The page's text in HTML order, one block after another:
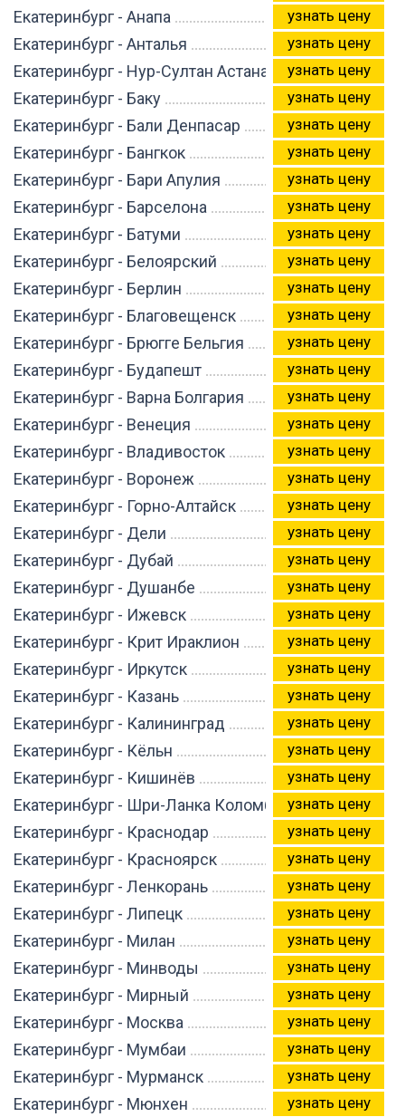
Екатеринбург - Анапа узнать цену
Екатеринбург - Анталья узнать цену
Екатеринбург - Нур-Султан Астана узнать цену
Екатеринбург - Баку узнать цену
Екатеринбург - Бали Денпасар узнать цену
Екатеринбург - Бангкок узнать цену
Екатеринбург - Бари Апулия узнать цену
Екатеринбург - Барселона узнать цену
Екатеринбург - Батуми узнать цену
Екатеринбург - Белоярский узнать цену
Екатеринбург - Берлин узнать цену
Екатеринбург - Благовещенск узнать цену
Екатеринбург - Брюгге Бельгия узнать цену
Екатеринбург - Будапешт узнать цену
Екатеринбург - Варна Болгария узнать цену
Екатеринбург - Венеция узнать цену
Екатеринбург - Владивосток узнать цену
Екатеринбург - Воронеж узнать цену
Екатеринбург - Горно-Алтайск узнать цену
Екатеринбург - Дели узнать цену
Екатеринбург - Дубай узнать цену
Екатеринбург - Душанбе узнать цену
Екатеринбург - Ижевск узнать цену
Екатеринбург - Крит Ираклион узнать цену
Екатеринбург - Иркутск узнать цену
Екатеринбург - Казань узнать цену
Екатеринбург - Калининград узнать цену
Екатеринбург - Кёльн узнать цену
Екатеринбург - Кишинёв узнать цену
Екатеринбург - Шри-Ланка Коломбо узнать цену
Екатеринбург - Краснодар узнать цену
Екатеринбург - Красноярск узнать цену
Екатеринбург - Ленкорань узнать цену
Екатеринбург - Липецк узнать цену
Екатеринбург - Милан узнать цену
Екатеринбург - Минводы узнать цену
Екатеринбург - Мирный узнать цену
Екатеринбург - Москва узнать цену
Екатеринбург - Мумбаи узнать цену
Екатеринбург - Мурманск узнать цену
Екатеринбург - Мюнхен узнать цену